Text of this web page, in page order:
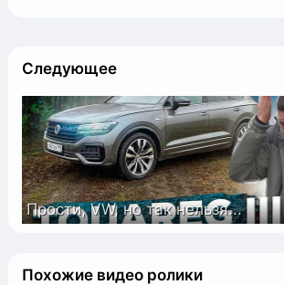
Следующее
Прости, VW, но так нельзя...
Похожие видео ролики